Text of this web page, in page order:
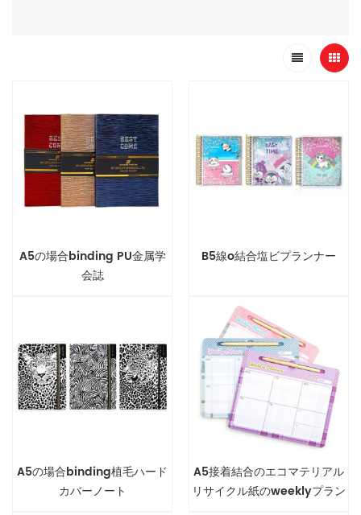
A5の場合binding PU金属学
会誌
B5線o結合塩ビプランナー
A5の場合binding植毛ハード
カバーノート
A5接着結合のエコマテリアル
リサイクル紙のweeklyプラン